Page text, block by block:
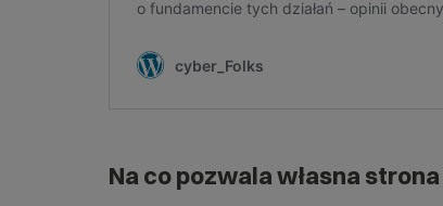
Na co pozwala własna